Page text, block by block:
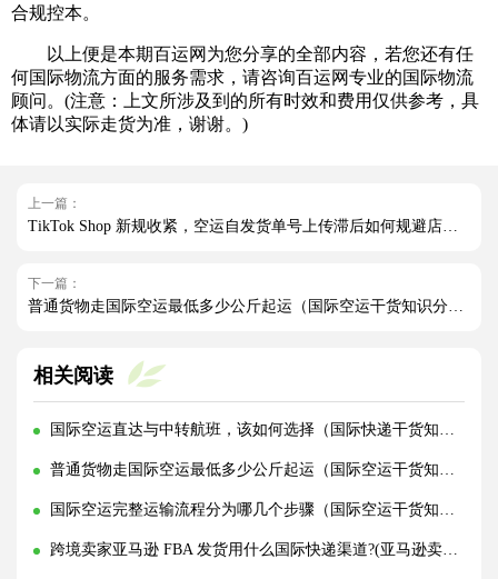
合规控本。
以上便是本期百运网为您分享的全部内容，若您还有任
何国际物流方面的服务需求，请咨询百运网专业的国际物流
顾问。(注意：上文所涉及到的所有时效和费用仅供参考，具
体请以实际走货为准，谢谢。)
上一篇：
下一篇：
相关阅读
国际空运直达与中转航班，该如何选择（国际快递干货知识分享）
普通货物走国际空运最低多少公斤起运（国际空运干货知识分享）
国际空运完整运输流程分为哪几个步骤（国际空运干货知识分享）
跨境卖家亚马逊 FBA 发货用什么国际快递渠道?(亚马逊卖家必看篇)